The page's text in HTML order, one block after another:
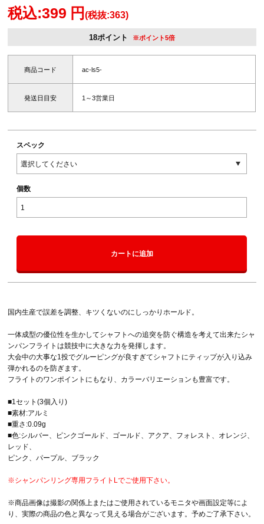
税込:399 円(税抜:363)
18ポイント ※ポイント5倍
商品コード ac-ls5-
発送日目安 1～3営業日
スペック
個数
カートに追加
国内生産で誤差を調整、キツくないのにしっかりホールド。
一体成型の優位性を生かしてシャフトへの追突を防ぐ構造を考えて出来たシャ
ンパンフライトは競技中に大きな力を発揮します。
大会中の大事な1投でグルーピングが良すぎてシャフトにティップが入り込み
弾かれるのを防ぎます。
フライトのワンポイントにもなり、カラーバリエーションも豊富です。
■1セット(3個入り)
■素材:アルミ
■重さ:0.09g
■色:シルバー、ピンクゴールド、ゴールド、アクア、フォレスト、オレンジ、
レッド、
ピンク、パープル、ブラック
※シャンパンリング専用フライトLでご使用下さい。
※商品画像は撮影の関係上またはご使用されているモニタや画面設定等によ
り、実際の商品の色と異なって見える場合がございます。予めご了承下さい。